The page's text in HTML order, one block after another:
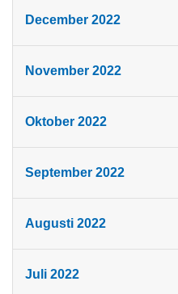
December 2022
November 2022
Oktober 2022
September 2022
Augusti 2022
Juli 2022